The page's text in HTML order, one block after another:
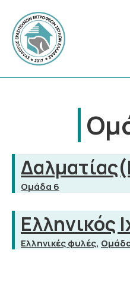
Ομάδα 6
Ελληνικός
Ελληνικές φυλές,